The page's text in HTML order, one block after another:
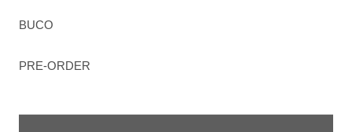
BUCO
PRE-ORDER